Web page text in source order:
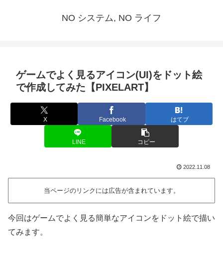
NO システム, NO ライフ
ゲームでよく見るアイコン(UI)をドット絵
で作成してみた【PIXELART】
X Facebook はてブ
LINE コピー
2022.11.08
当ページのリンクには広告が含まれています。
今回はゲームでよく見る簡単なアイコンをドット絵で描い
てみます。